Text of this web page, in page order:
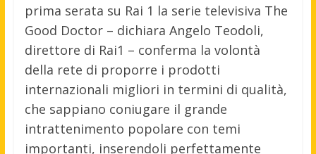
prima serata su Rai 1 la serie televisiva The
Good Doctor – dichiara Angelo Teodoli,
direttore di Rai1 – conferma la volontà
della rete di proporre i prodotti
internazionali migliori in termini di qualità,
che sappiano coniugare il grande
intrattenimento popolare con temi
importanti, inserendoli perfettamente